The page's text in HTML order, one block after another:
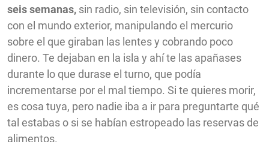
seis semanas, sin radio, sin televisión, sin contacto
con el mundo exterior, manipulando el mercurio
sobre el que giraban las lentes y cobrando poco
dinero. Te dejaban en la isla y ahí te las apañases
durante lo que durase el turno, que podía
incrementarse por el mal tiempo. Si te quieres morir,
es cosa tuya, pero nadie iba a ir para preguntarte qué
tal estabas o si se habían estropeado las reservas de
alimentos.